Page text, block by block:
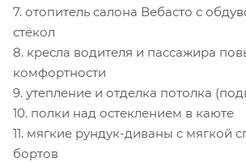
7. отопитель салона Вебасто с
стёкол
8. кресла водителя и пассажира
комфортности
9. утепление и отделка потолка
10. полки над остеклением в каюте
11. мягкие рундук-диваны с мягкой
бортов